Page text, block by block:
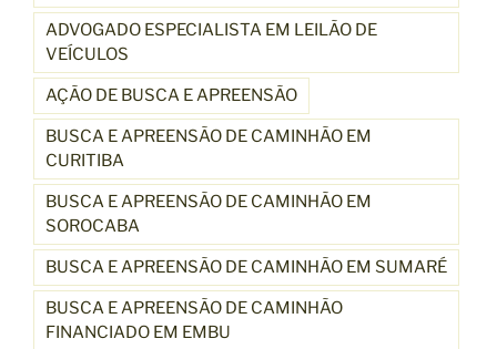
ADVOGADO ESPECIALISTA EM LEILÃO DE
VEÍCULOS
AÇÃO DE BUSCA E APREENSÃO
BUSCA E APREENSÃO DE CAMINHÃO EM
CURITIBA
BUSCA E APREENSÃO DE CAMINHÃO EM
SOROCABA
BUSCA E APREENSÃO DE CAMINHÃO EM SUMARÉ
BUSCA E APREENSÃO DE CAMINHÃO
FINANCIADO EM EMBU